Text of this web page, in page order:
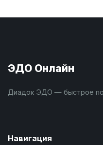
ЭДО Онлайн
Диадок ЭДО — быстрое
Навигация